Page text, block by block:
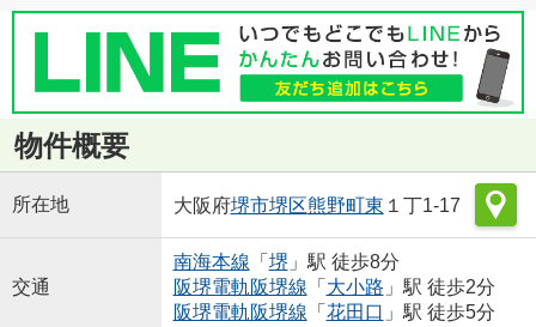
物件概要
所在地 大阪府堺市堺区熊野町東 １丁1-17
交通
南海本線 「 堺 」駅 徒歩8分
阪堺電軌阪堺線 「 大小路 」駅 徒歩2分
阪堺電軌阪堺線 「 花田口 」駅 徒歩5分